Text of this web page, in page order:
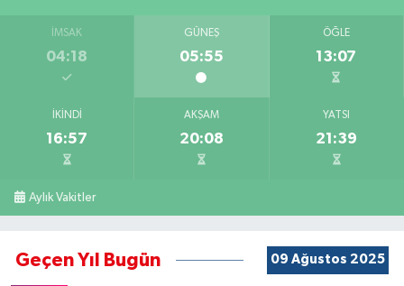
İMSAK
04:18
GÜNEŞ
05:55
ÖĞLE
13:07
İKINDI
16:57
AKŞAM
20:08
YATSI
21:39
Aylık Vakitler
Geçen Yıl Bugün 09 Ağustos 2025